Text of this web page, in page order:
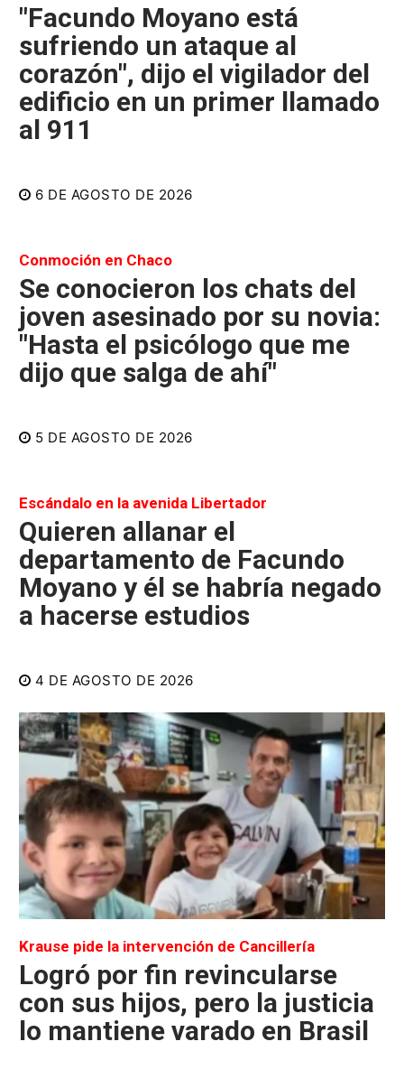
"Facundo Moyano está
sufriendo un ataque al
corazón", dijo el vigilador del
edificio en un primer llamado
al 911
6 DE AGOSTO DE 2026
Conmoción en Chaco
Se conocieron los chats del
joven asesinado por su novia:
"Hasta el psicólogo que me
dijo que salga de ahí"
5 DE AGOSTO DE 2026
Escándalo en la avenida Libertador
Quieren allanar el
departamento de Facundo
Moyano y él se habría negado
a hacerse estudios
4 DE AGOSTO DE 2026
Krause pide la intervención de Cancillería
Logró por fin revincularse
con sus hijos, pero la justicia
lo mantiene varado en Brasil